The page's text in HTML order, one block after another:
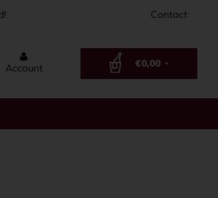
Contact
Account €0,00